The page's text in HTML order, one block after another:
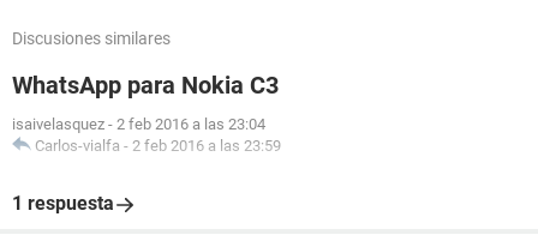
Discusiones similares
WhatsApp para Nokia C3
isaivelasquez - 2 feb 2016 a las 23:04
Carlos-vialfa - 2 feb 2016 a las 23:59
1 respuesta